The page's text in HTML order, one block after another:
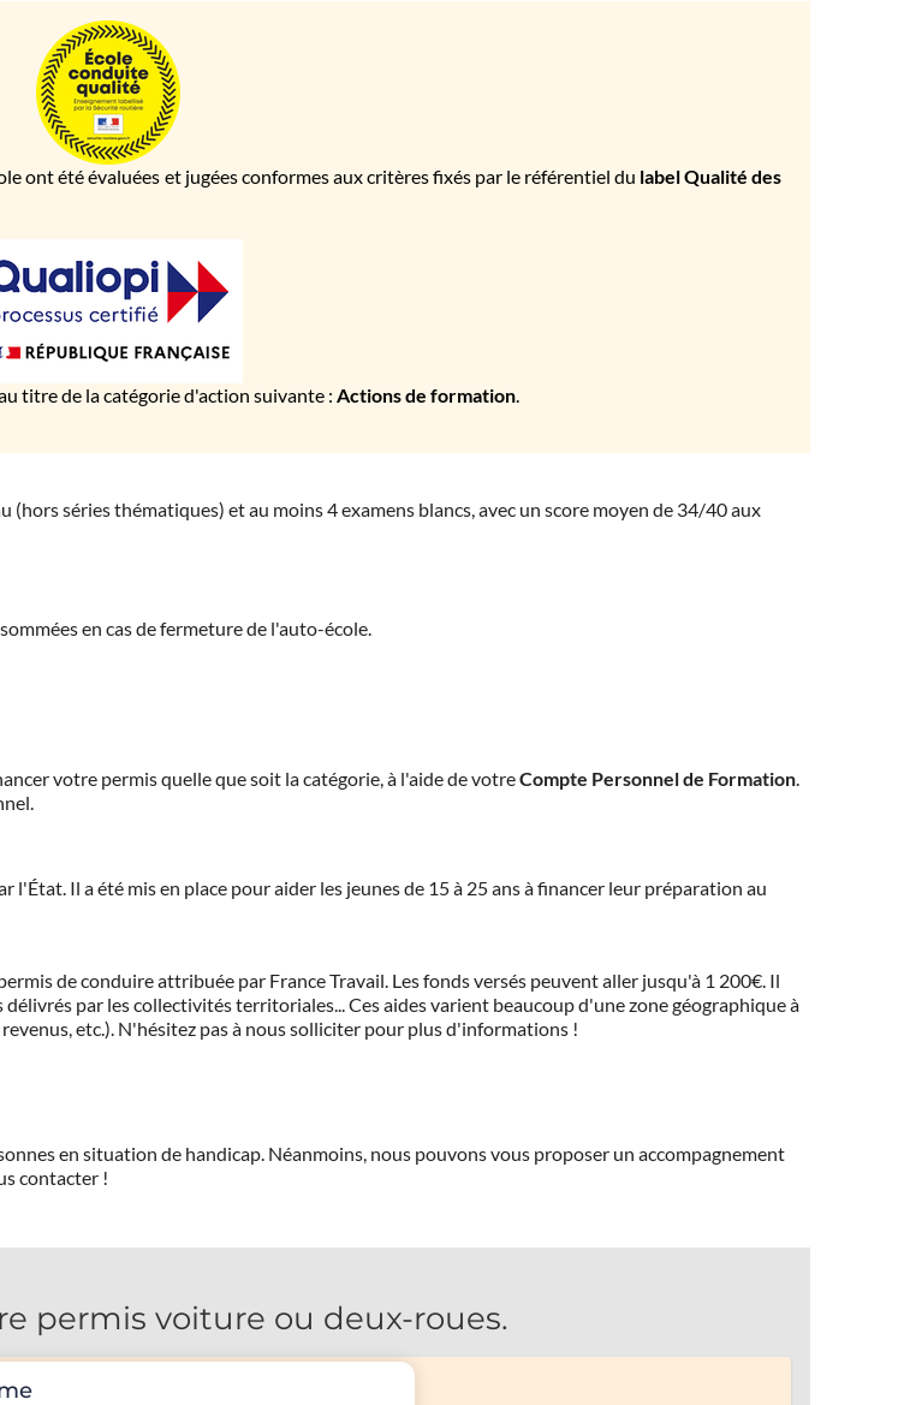
ont été évaluées et jugées conformes aux critères fixés par le référentiel du label Qualité des
titre de la catégorie d'action suivante : Actions de formation.
(hors séries thématiques) et au moins 4 examens blancs, avec un score moyen de 34/40 aux
en cas de fermeture de l'auto-école.
votre permis quelle que soit la catégorie, à l'aide de votreCompte Personnel de Formation.
Il a été mis en place pour aider les jeunes de 15 à 25 ans à financer leur préparation au
de conduire attribuée par France Travail. Les fonds versés peuvent aller jusqu'à 1 200€. Il
par les collectivités territoriales... Ces aides varient beaucoup d'une zone géographique à
etc.). N'hésitez pas à nous solliciter pour plus d'informations !
en situation de handicap. Néanmoins, nous pouvons vous proposer un accompagnement
contacter !
permis voiture ou deux-roues.